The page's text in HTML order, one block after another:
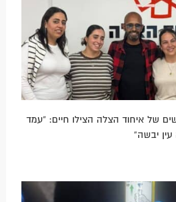
של איחוד הצלה הצילו חיים: “עמד
יבשה”